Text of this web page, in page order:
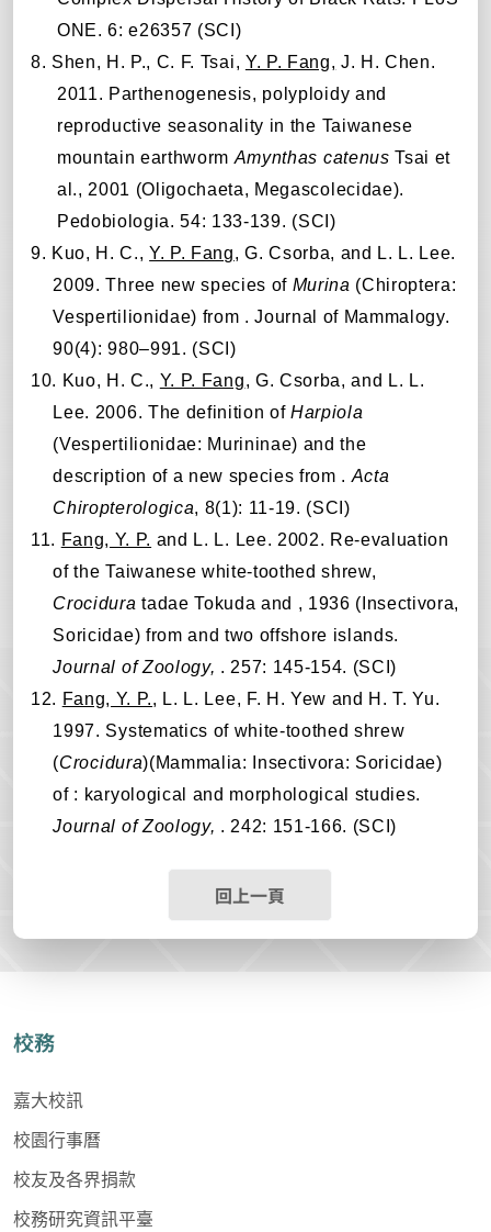
ONE. 6: e26357 (SCI)
8. Shen, H. P., C. F. Tsai, Y. P. Fang, J. H. Chen.
2011. Parthenogenesis, polyploidy and
reproductive seasonality in the Taiwanese
mountain earthworm Amynthas catenus Tsai et
al., 2001 (Oligochaeta, Megascolecidae).
Pedobiologia. 54: 133-139. (SCI)
9. Kuo, H. C.,Y. P. Fang, G. Csorba, and L. L. Lee.
2009. Three new species of Murina (Chiroptera:
Vespertilionidae) from . Journal of Mammalogy.
90(4): 980–991. (SCI)
10. Kuo, H. C., Y. P. Fang, G. Csorba, and L. L.
Lee. 2006. The definition of Harpiola
(Vespertilionidae: Murininae) and the
description of a new species from . Acta
Chiropterologica, 8(1): 11-19. (SCI)
11. Fang, Y. P. and L. L. Lee. 2002. Re-evaluation
of the Taiwanese white-toothed shrew,
Crocidura tadae Tokuda and , 1936 (Insectivora,
Soricidae) from and two offshore islands.
Journal of Zoology, . 257: 145-154. (SCI)
12. Fang, Y. P., L. L. Lee, F. H. Yew and H. T. Yu.
1997. Systematics of white-toothed shrew
(Crocidura)(Mammalia: Insectivora: Soricidae)
of : karyological and morphological studies.
Journal of Zoology, . 242: 151-166. (SCI)
回上一頁
校務
嘉大校訊
校園行事曆
校友及各界捐款
校務研究資訊平臺